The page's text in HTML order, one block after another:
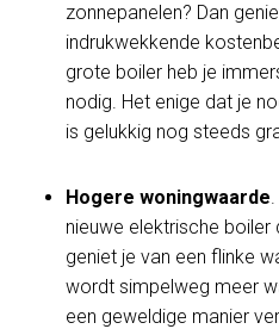
zonnepanelen? Dan
indrukwekkende
grote boiler heb je
nodig. Het enige dat je
is gelukkig nog steeds
Hogere woningwaarde
nieuwe elektrische
geniet je van een flinke
wordt simpelweg meer
een geweldige manier